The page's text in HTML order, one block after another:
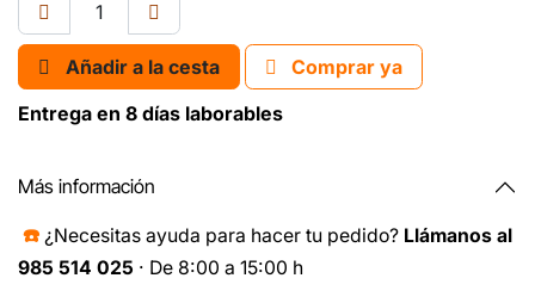
Añadir a la cesta
Comprar ya
Entrega en 8 días laborables
Más información
☎️ ¿Necesitas ayuda para hacer tu pedido? Llámanos al
985 514 025 · De 8:00 a 15:00 h